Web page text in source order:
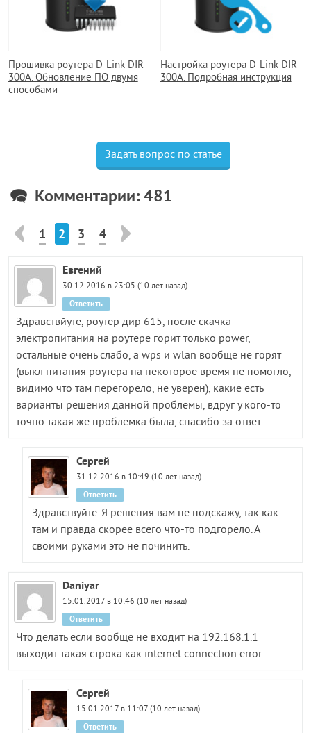
Прошивка роутера D-Link DIR-
300A. Обновление ПО двумя
способами
Настройка роутера D-Link DIR-
300A. Подробная инструкция
Задать вопрос по статье
Комментарии: 481
1 2 3 4
Евгений
30.12.2016 в 23:05 (10 лет назад)
Здравствйуте, роутер дир 615, после скачка
электропитания на роутере горит только power,
остальные очень слабо, а wps и wlan вообще не горят
(выкл питания роутера на некоторое время не помогло,
видимо что там перегорело, не уверен), какие есть
варианты решения данной проблемы, вдруг у кого-то
точно такая же проблемка была, спасибо за ответ.
Ответить
Сергей
31.12.2016 в 10:49 (10 лет назад)
Здравствуйте. Я решения вам не подскажу, так как
там и правда скорее всего что-то подгорело. А
своими руками это не починить.
Ответить
Daniyar
15.01.2017 в 10:46 (10 лет назад)
Что делать если вообще не входит на 192.168.1.1
выходит такая строка как internet connection error
Ответить
Сергей
15.01.2017 в 11:07 (10 лет назад)
Ответить